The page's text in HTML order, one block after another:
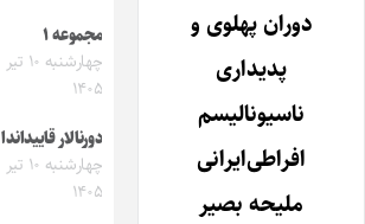
دوران پهلوی و
پدیداری
ناسیونالیسم
افراطی‌ایرانی
ملیحه بصیر
مجموعه ۱
چهارشنبه ۱۰ تیر
۱۴۰۵
دورنالار قاییداندا
چهارشنبه ۱۰ تیر
۱۴۰۵